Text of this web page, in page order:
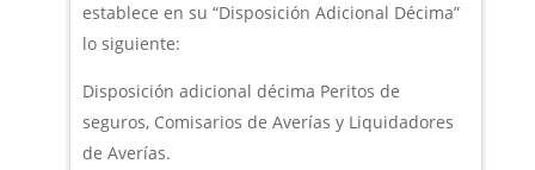
establece en su “Disposición Adicional Décima”
lo siguiente:
Disposición adicional décima Peritos de
seguros, Comisarios de Averías y Liquidadores
de Averías.